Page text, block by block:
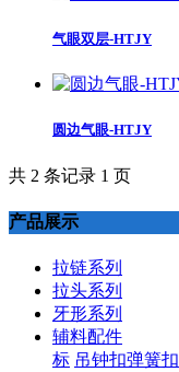
气眼双层-HTJY
圆边气眼-HTJY
共 2 条记录 1 页
产品展示
拉链系列
拉头系列
牙形系列
辅料配件
标 吊钟扣弹簧扣